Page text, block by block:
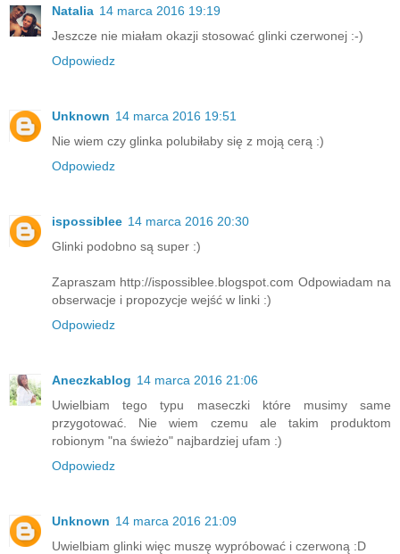
Natalia 14 marca 2016 19:19
Jeszcze nie miałam okazji stosować glinki czerwonej :-)
Odpowiedz
Unknown 14 marca 2016 19:51
Nie wiem czy glinka polubiłaby się z moją cerą :)
Odpowiedz
ispossiblee 14 marca 2016 20:30
Glinki podobno są super :)
Zapraszam http://ispossiblee.blogspot.com Odpowiadam na
obserwacje i propozycje wejść w linki :)
Odpowiedz
Aneczkablog 14 marca 2016 21:06
Uwielbiam tego typu maseczki które musimy same
przygotować. Nie wiem czemu ale takim produktom
robionym "na świeżo" najbardziej ufam :)
Odpowiedz
Unknown 14 marca 2016 21:09
Uwielbiam glinki więc muszę wypróbować i czerwoną :D